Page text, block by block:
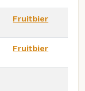
Fruitbier
Fruitbier